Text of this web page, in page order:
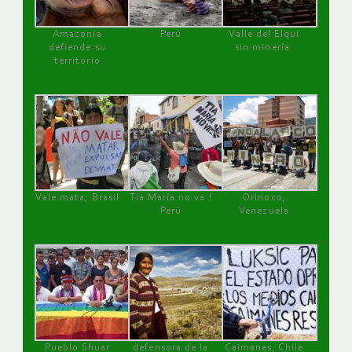
Amazonía
defiende su
territorio
Perú
Valle del Elqui
sin minería.
Vale mata, Brasil
Tía María no va !
Perú
Orinoco,
Venezuela
Pueblo Shuar defensora de la Caimanes, Chile